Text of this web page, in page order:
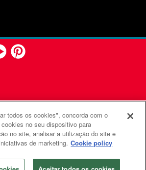
Unidas é uma agência da Igreja
Metodista Unida
Metodistas Unidas. Todos os direitos
reservados
todos os cookies", concorda com o
no seu dispositivo para
no site, analisar a utilização do site e
de marketing. Cookie policy